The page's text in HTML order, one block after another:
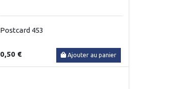
Postcard 453
0,50 € Ajouter au panier